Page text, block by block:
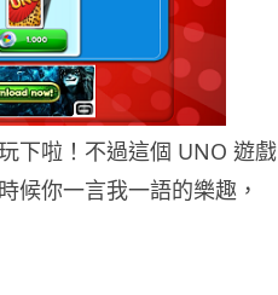
下啦！不過這個 UNO 遊戲
候你一言我一語的樂趣，